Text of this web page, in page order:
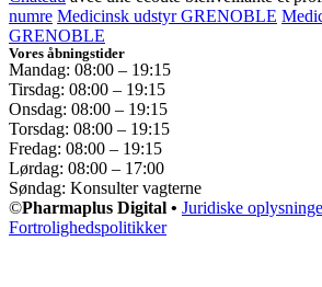
numre Medicinsk udstyr GRENOBLE
GRENOBLE
Vores åbningstider
Mandag: 08:00 – 19:15
Tirsdag: 08:00 – 19:15
Onsdag: 08:00 – 19:15
Torsdag: 08:00 – 19:15
Fredag: 08:00 – 19:15
Lørdag: 08:00 – 17:00
Søndag: Konsulter vagterne
©Pharmaplus Digital • Juridiske
Fortrolighedspolitikker